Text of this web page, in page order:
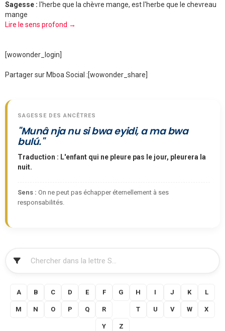
Sagesse : l'herbe que la chèvre mange, est l'herbe que le chevreau
mange
Lire le sens profond →
[wowonder_login]
Partager sur Mboa Social :[wowonder_share]
SAGESSE DES ANCÊTRES
"Munâ nja nu si bwa eyidi, a ma bwa
bulú."
Traduction : L'enfant qui ne pleure pas le jour, pleurera la
nuit.
Sens : On ne peut pas échapper éternellement à ses
responsabilités.
A B C D E F G H I J K L
M N O P Q R T U V W X
Y Z